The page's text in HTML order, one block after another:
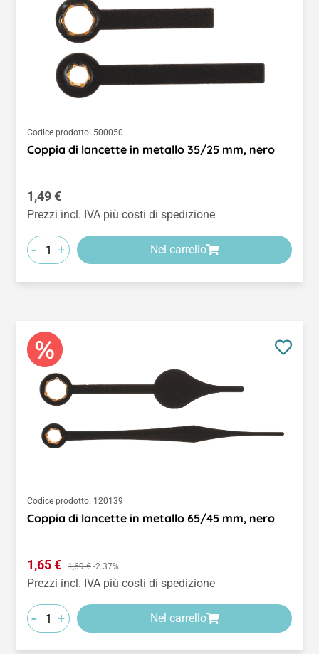
Codice prodotto: 500050
Coppia di lancette in metallo 35/25 mm, nero
Prezzo normale:
1,49 €
Prezzi incl. IVA più costi di spedizione
- + Nel carrello
Codice prodotto: 120139
Coppia di lancette in metallo 65/45 mm, nero
Prezzo di vendita:
1,65 € Prezzo normale:
1,69 € -2.37%
Prezzi incl. IVA più costi di spedizione
- + Nel carrello